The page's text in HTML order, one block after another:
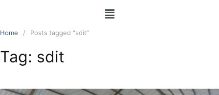
Home Posts tagged “sdit”
Tag: sdit